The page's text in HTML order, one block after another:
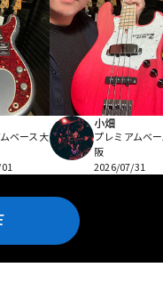
ベース大
小畑
プレミアムベ
阪
2026/07/31